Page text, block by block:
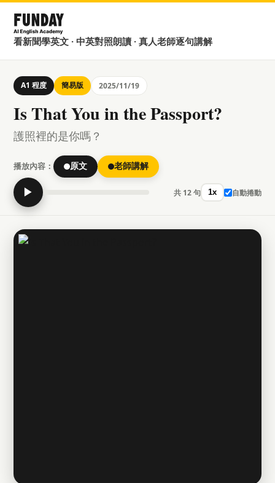
看新聞學英文 · 中英對照朗讀 · 真人老師逐句講解
A1 程度 簡易版 2025/11/19
Is That You in the Passport?
護照裡的是你嗎？
播放內容： 原文 老師講解
▶ 共 12 句 1x 自動捲動